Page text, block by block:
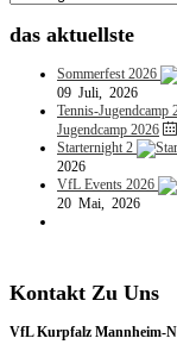
das aktuellste
Sommerfest 2026
09 Juli, 2026
Tennis-Jugendcamp
Jugendcamp 2026
Starternight 2
2026
VfL Events 2026
20 Mai, 2026
Kontakt Zu Uns
VfL Kurpfalz Mannheim-